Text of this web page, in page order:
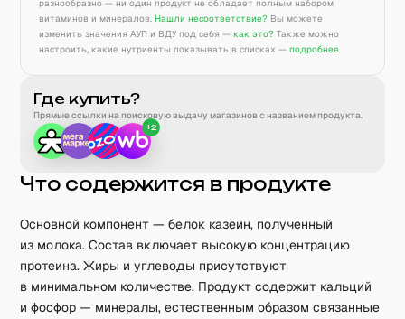
разнообразно — ни один продукт не обладает полным набором
витаминов и минералов. Нашли несоответствие? Вы можете
изменить значения АУП и ВДУ под себя — как это? Также можно
настроить, какие нутриенты показывать в списках — подробнее
Где купить?
Прямые ссылки на поисковую выдачу магазинов с названием продукта.
+2
Что содержится в продукте
Основной компонент — белок казеин, полученный
из молока. Состав включает высокую концентрацию
протеина. Жиры и углеводы присутствуют
в минимальном количестве. Продукт содержит кальций
и фосфор — минералы, естественным образом связанные